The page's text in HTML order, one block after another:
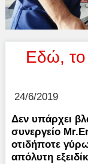
Εδώ, το
24/6/2019
Δεν υπάρχει
συνεργείο
οτιδήποτε
απόλυτη